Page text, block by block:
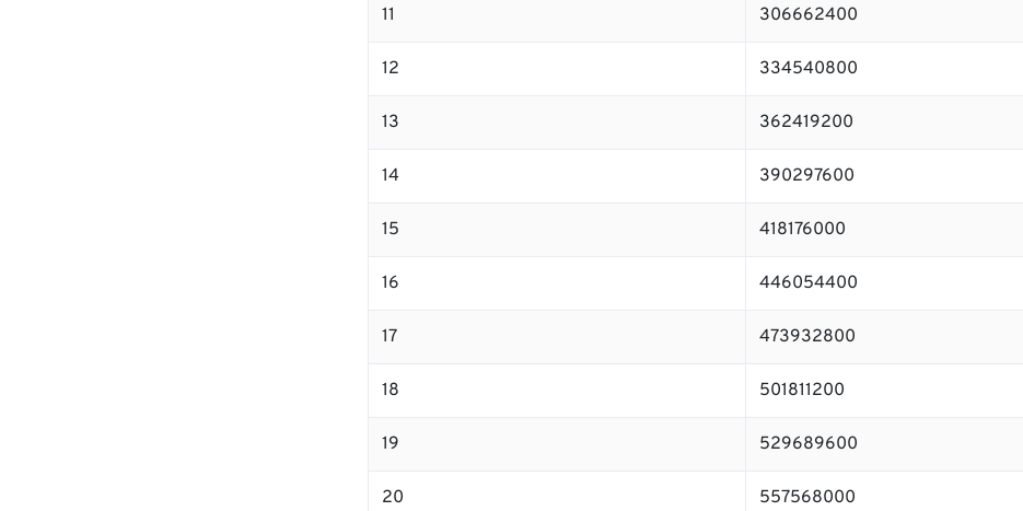
11 306662400
12 334540800
13 362419200
14 390297600
15 418176000
16 446054400
17 473932800
18 501811200
19 529689600
20 557568000